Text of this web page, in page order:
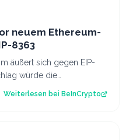
neuem Ethereum-
8363
äußert sich gegen EIP-
würde die
Weiterlesen bei BeInCrypto